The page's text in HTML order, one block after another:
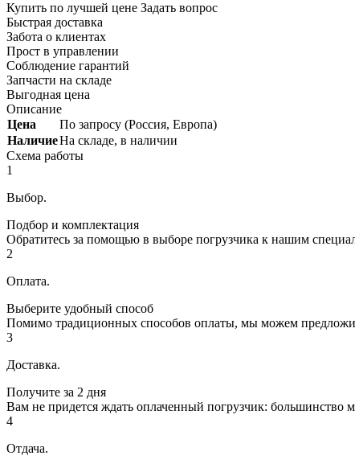
Купить по лучшей цене Задать вопрос
Быстрая доставка
Забота о клиентах
Прост в управлении
Соблюдение гарантий
Запчасти на складе
Выгодная цена
Описание
Цена
По запросу (Россия, Европа)
НаличиеНа складе, в наличии
Схема работы
1
Выбор.
Подбор и комплектация
Обратитесь за помощью в выборе погрузчика к нашим
2
Оплата.
Выберите удобный способ
Помимо традиционных способов оплаты, мы можем
3
Доставка.
Получите за 2 дня
Вам не придется ждать оплаченный погрузчик: большинство
4
Отдача.